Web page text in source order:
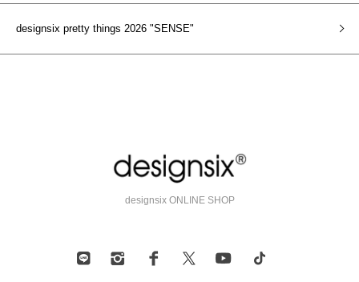
designsix pretty things 2026 "SENSE"
designsix ONLINE SHOP